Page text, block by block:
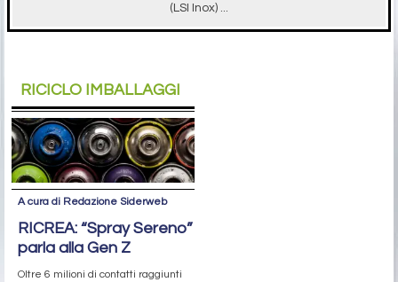
(LSI Inox) ...
RICICLO IMBALLAGGI
A cura di Redazione Siderweb
RICREA: “Spray Sereno”
parla alla Gen Z
Oltre 6 milioni di contatti raggiunti